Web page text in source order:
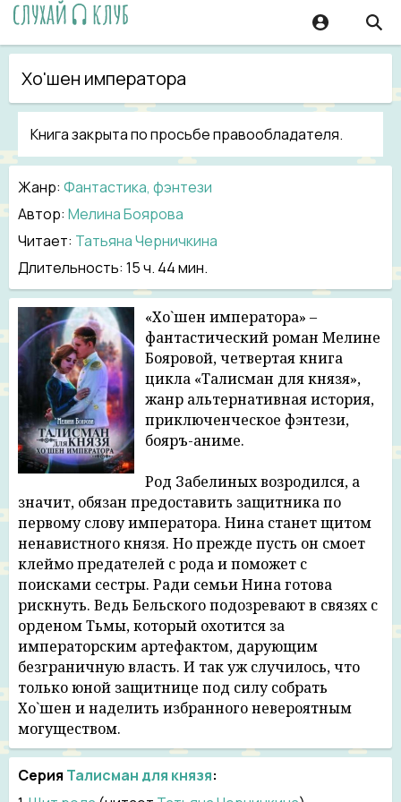
Хо'шен императора
Книга закрыта по просьбе правообладателя.
Жанр: Фантастика, фэнтези
Автор: Мелина Боярова
Читает: Татьяна Черничкина
Длительность: 15 ч. 44 мин.
«Хо`шен императора» –
фантастический роман Мелине
Бояровой, четвертая книга
цикла «Талисман для князя»,
жанр альтернативная история,
приключенческое фэнтези,
бояръ-аниме.
Род Забелиных возродился, а
значит, обязан предоставить защитника по
первому слову императора. Нина станет щитом
ненавистного князя. Но прежде пусть он смоет
клеймо предателей с рода и поможет с
поисками сестры. Ради семьи Нина готова
рискнуть. Ведь Бельского подозревают в связях с
орденом Тьмы, который охотится за
императорским артефактом, дарующим
безграничную власть. И так уж случилось, что
только юной защитнице под силу собрать
Хо`шен и наделить избранного невероятным
могуществом.
Серия Талисман для князя: